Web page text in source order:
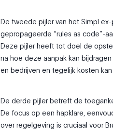
De tweede pijler van het
gepropageerde “rules as code”-
Deze pijler heeft tot doel de
na hoe deze aanpak kan
en bedrijven en tegelijk kosten
De derde pijler betreft de
De focus op een hapklare,
over regelgeving is cruciaal voor